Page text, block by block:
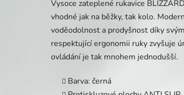
Vysoce zateplené rukavice
vhodné jak na běžky, tak kolo.
voděodolnost a prodyšnost díky
respektující ergonomii ruky zvyšuje
ovládání je tak mnohem jednodušší.
Barva: černá